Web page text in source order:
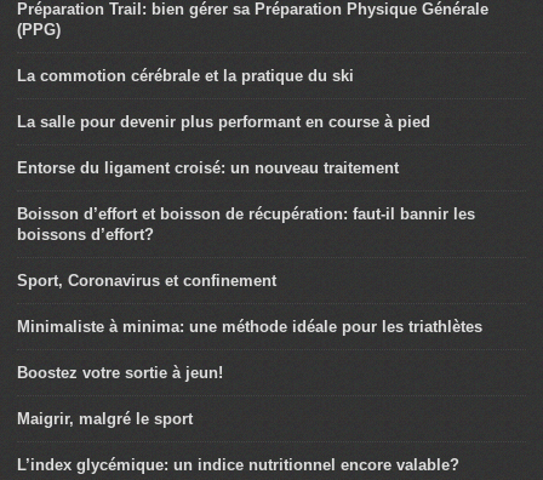
Préparation Trail: bien gérer sa Préparation Physique Générale
(PPG)
La commotion cérébrale et la pratique du ski
La salle pour devenir plus performant en course à pied
Entorse du ligament croisé: un nouveau traitement
Boisson d’effort et boisson de récupération: faut-il bannir les
boissons d’effort?
Sport, Coronavirus et confinement
Minimaliste à minima: une méthode idéale pour les triathlètes
Boostez votre sortie à jeun!
Maigrir, malgré le sport
L’index glycémique: un indice nutritionnel encore valable?